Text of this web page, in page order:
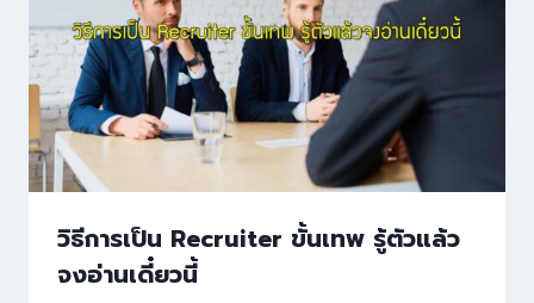
วิธีการเป็น Recruiter ขั้นเทพ รู้ตัวแล้ว
จงอ่านเดี๋ยวนี้